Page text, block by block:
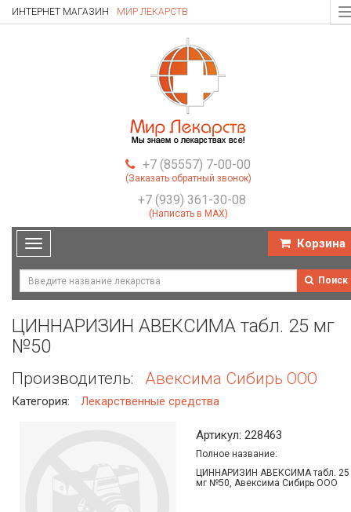
ИНТЕРНЕТ МАГАЗИН МИР ЛЕКАРСТВ
+7 (85557) 7-00-00
(Заказать обратный звонок)
+7 (939) 361-30-08
(Написать в MAX)
Toggle
navigation
Корзина
Поиск
ЦИННАРИЗИН АВЕКСИМА табл. 25 мг
№50
Производитель: Авексима Сибирь ООО
Категория: Лекарственные средства
Артикул: 228463
Полное название:
ЦИННАРИЗИН АВЕКСИМА табл. 25
мг №50, Авексима Сибирь ООО